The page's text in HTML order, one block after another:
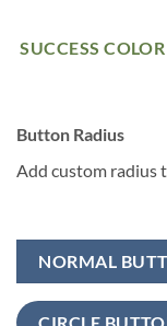
SUCCESS COLOR
Button Radius
Add custom radius
NORMAL